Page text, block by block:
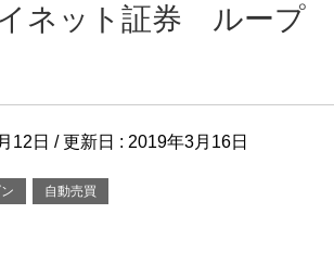
イネット証券 ループ
12日 / 更新日 : 2019年3月16日
自動売買